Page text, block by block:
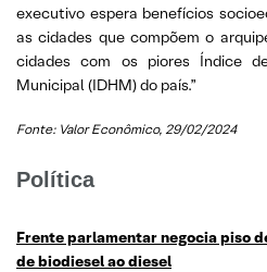
executivo espera benefícios
as cidades que compõem o
cidades com os piores Índice
Municipal (IDHM) do país.”
Fonte: Valor Econômico, 29/02/2024
Política
Frente parlamentar negocia piso
de biodiesel ao diesel